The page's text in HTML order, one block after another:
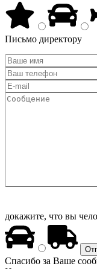
Письмо директору
докажите, что вы
Спасибо за Ваше